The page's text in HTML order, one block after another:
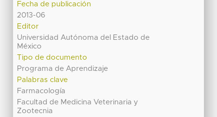
Fecha de publicación
2013-06
Editor
Universidad Autónoma del Estado de
México
Tipo de documento
Programa de Aprendizaje
Palabras clave
Farmacología
Facultad de Medicina Veterinaria y
Zootecnia